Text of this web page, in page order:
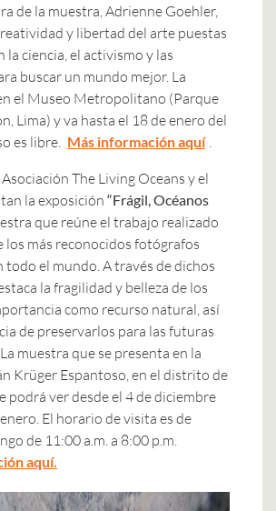
de la muestra, Adrienne Goehler,
y libertad del arte puestas
la ciencia, el activismo y las
buscar un mundo mejor. La
el Museo Metropolitano (Parque
Lima) y va hasta el 18 de enero del
es libre. Más información aquí
The Living Oceans y el
la exposición “Frágil, Océanos
que reúne el trabajo realizado
los más reconocidos fotógrafos
todo el mundo. A través de dichos
la fragilidad y belleza de los
como recurso natural, así
de preservarlos para las futuras
muestra que se presenta en la
Krüger Espantoso, en el distrito de
podrá ver desde el 4 de diciembre
El horario de visita es de
de 11:00 a.m. a 8:00 p.m.
aquí.